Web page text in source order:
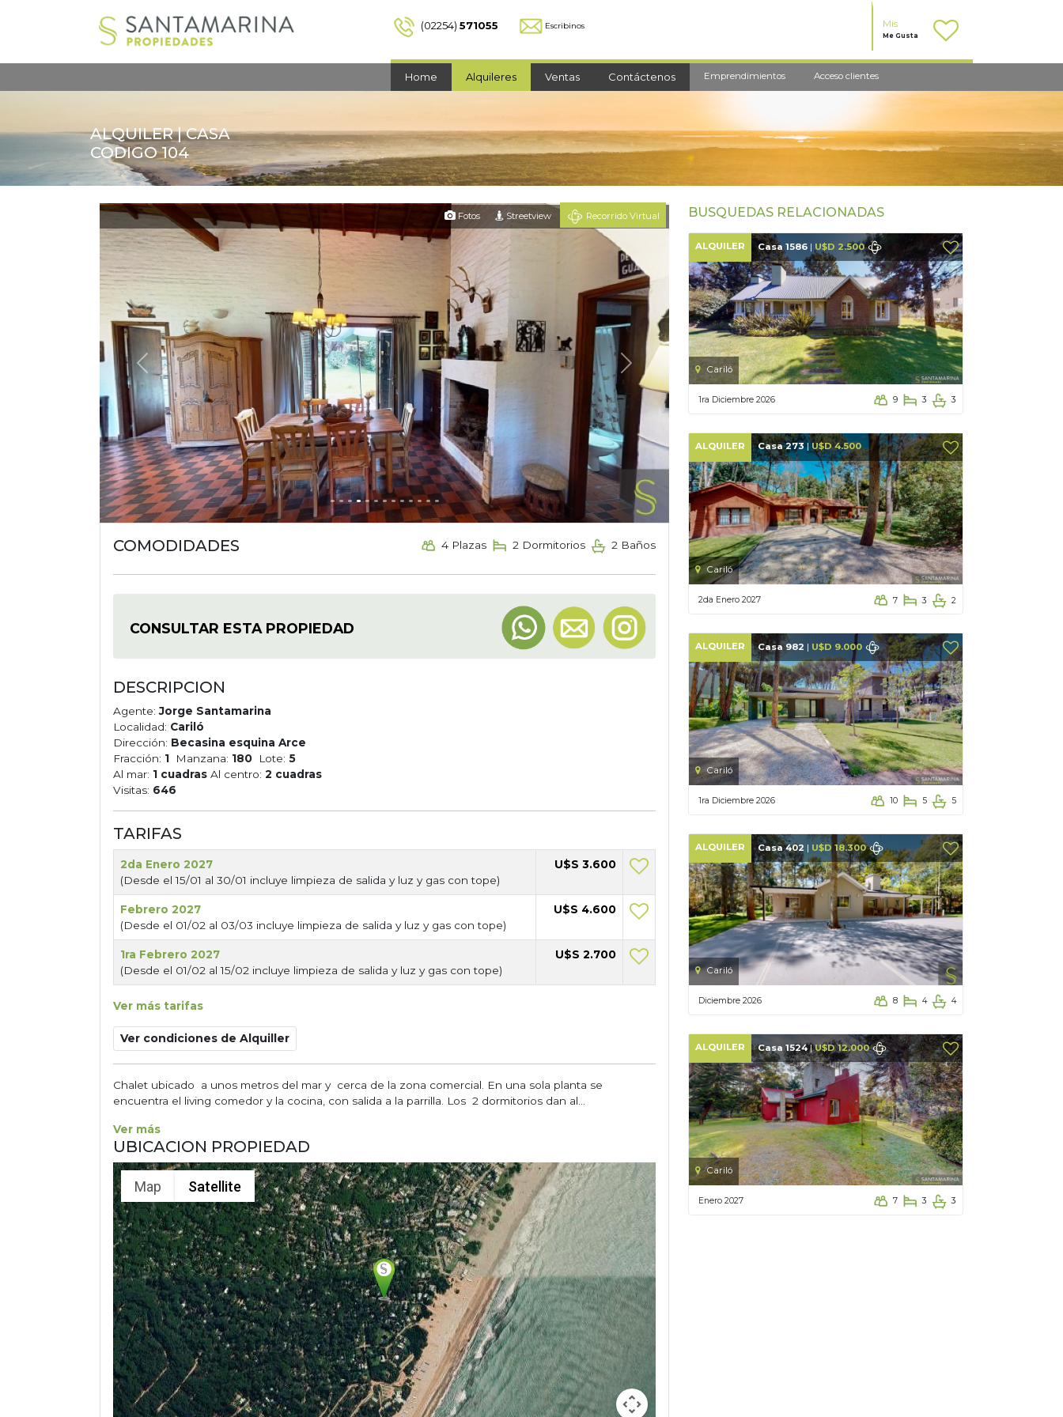
(02254) 571055 Escribinos Mis
Me Gusta
Home Alquileres Ventas Contáctenos Emprendimientos Acceso clientes
ALQUILER | CASA
CODIGO 104
Fotos Streetview Recorrido Virtual
Previous Next
COMODIDADES 4 Plazas 2 Dormitorios 2 Baños
CONSULTAR ESTA PROPIEDAD
DESCRIPCION
Agente:Jorge Santamarina
Localidad: Cariló
Dirección: Becasina esquina Arce
Fracción: 1 Manzana: 180 Lote: 5
Al mar: 1 cuadras Al centro: 2 cuadras
Visitas: 646
TARIFAS
2da Enero 2027
(Desde el 15/01 al 30/01 incluye limpieza de salida y luz y gas con tope)
U$S 3.600
Febrero 2027
(Desde el 01/02 al 03/03 incluye limpieza de salida y luz y gas con tope)
U$S 4.600
1ra Febrero 2027
(Desde el 01/02 al 15/02 incluye limpieza de salida y luz y gas con tope)
U$S 2.700
Ver más tarifas
Ver condiciones de Alquiller
Chalet ubicado a unos metros del mar y cerca de la zona comercial. En una sola planta se
encuentra el living comedor y la cocina, con salida a la parrilla. Los 2 dormitorios dan al...
Ver más
UBICACION PROPIEDAD
Map Satellite
BUSQUEDAS RELACIONADAS
ALQUILER Casa 1586| U$D 2.500
Cariló
1ra Diciembre 2026 9 3 3
ALQUILER Casa 273|U$D 4.500
Cariló
2da Enero 2027 7 3 2
ALQUILER Casa 982 | U$D 9.000
Cariló
1ra Diciembre 2026 10 5 5
ALQUILER Casa 402 | U$D 18.300
Cariló
Diciembre 2026 8 4 4
ALQUILER Casa 1524|U$D 12.000
Cariló
Enero 2027 7 3 3